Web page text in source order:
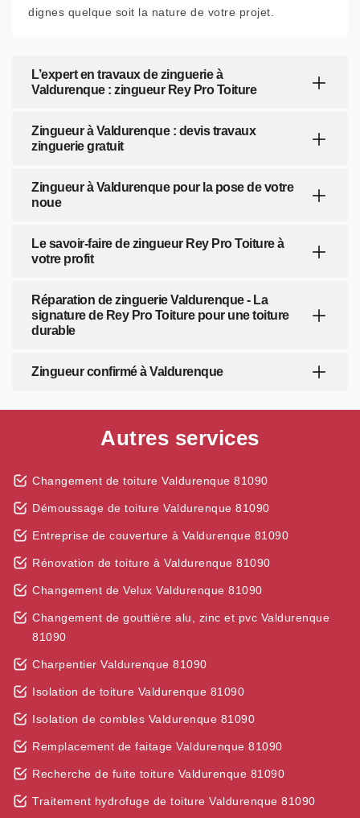
dignes quelque soit la nature de votre projet.
L’expert en travaux de zinguerie à
Valdurenque : zingueur Rey Pro Toiture
Zingueur à Valdurenque : devis travaux
zinguerie gratuit
Zingueur à Valdurenque pour la pose de votre
noue
Le savoir-faire de zingueur Rey Pro Toiture à
votre profit
Réparation de zinguerie Valdurenque - La
signature de Rey Pro Toiture pour une toiture
durable
Zingueur confirmé à Valdurenque
Autres services
Changement de toiture Valdurenque 81090
Démoussage de toiture Valdurenque 81090
Entreprise de couverture à Valdurenque 81090
Rénovation de toiture à Valdurenque 81090
Changement de Velux Valdurenque 81090
Changement de gouttière alu, zinc et pvc Valdurenque
81090
Charpentier Valdurenque 81090
Isolation de toiture Valdurenque 81090
Isolation de combles Valdurenque 81090
Remplacement de faitage Valdurenque 81090
Recherche de fuite toiture Valdurenque 81090
Traitement hydrofuge de toiture Valdurenque 81090